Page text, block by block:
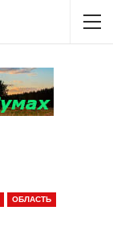
ОБЛАСТЬ